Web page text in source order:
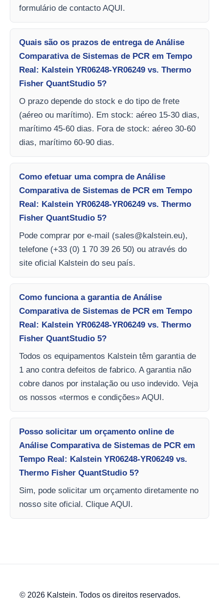
formulário de contacto AQUI.
Quais são os prazos de entrega de Análise
Comparativa de Sistemas de PCR em Tempo
Real: Kalstein YR06248-YR06249 vs. Thermo
Fisher QuantStudio 5?
O prazo depende do stock e do tipo de frete
(aéreo ou marítimo). Em stock: aéreo 15-30 dias,
marítimo 45-60 dias. Fora de stock: aéreo 30-60
dias, marítimo 60-90 dias.
Como efetuar uma compra de Análise
Comparativa de Sistemas de PCR em Tempo
Real: Kalstein YR06248-YR06249 vs. Thermo
Fisher QuantStudio 5?
Pode comprar por e-mail (sales@kalstein.eu),
telefone (+33 (0) 1 70 39 26 50) ou através do
site oficial Kalstein do seu país.
Como funciona a garantia de Análise
Comparativa de Sistemas de PCR em Tempo
Real: Kalstein YR06248-YR06249 vs. Thermo
Fisher QuantStudio 5?
Todos os equipamentos Kalstein têm garantia de
1 ano contra defeitos de fabrico. A garantia não
cobre danos por instalação ou uso indevido. Veja
os nossos «termos e condições» AQUI.
Posso solicitar um orçamento online de
Análise Comparativa de Sistemas de PCR em
Tempo Real: Kalstein YR06248-YR06249 vs.
Thermo Fisher QuantStudio 5?
Sim, pode solicitar um orçamento diretamente no
nosso site oficial. Clique AQUI.
© 2026 Kalstein. Todos os direitos reservados.